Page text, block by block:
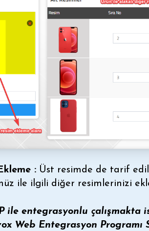
: Üst resimde de tarif
ile ilgili diğer resimlerinizi
ile entegrasyonlu çalışmakta
Web Entegrasyon Programı